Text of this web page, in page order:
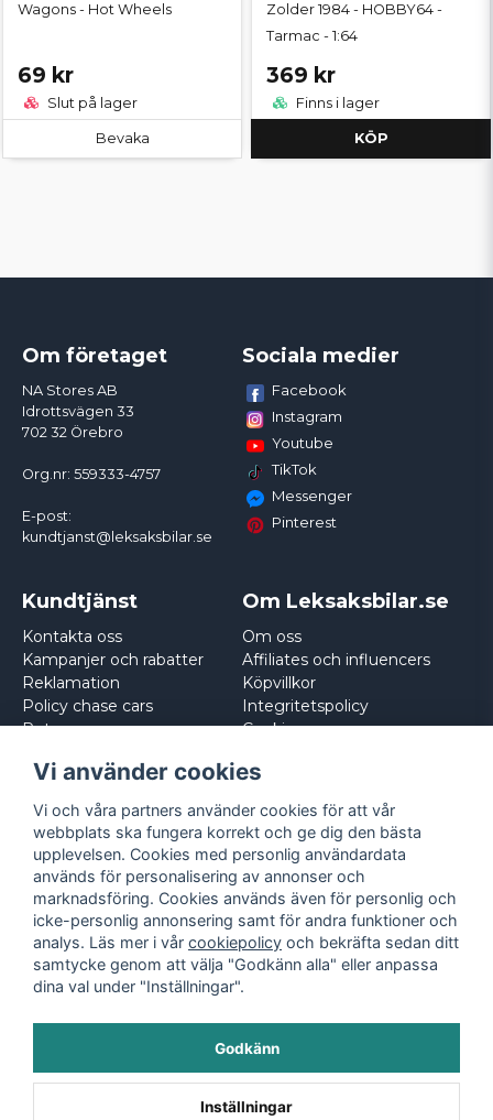
Wagons - Hot Wheels
69 kr
Slut på lager
Bevaka
Zolder 1984 - HOBBY64 -
Tarmac - 1:64
369 kr
Finns i lager
KÖP
Om företaget
NA Stores AB
Idrottsvägen 33
702 32 Örebro
Org.nr: 559333-4757
E-post:
kundtjanst@leksaksbilar.se
Sociala medier
Facebook
Instagram
Youtube
TikTok
Messenger
Pinterest
Kundtjänst
Kontakta oss
Kampanjer och rabatter
Reklamation
Policy chase cars
Returnera
Om Leksaksbilar.se
Om oss
Affiliates och influencers
Köpvillkor
Integritetspolicy
Cookies
Vi använder cookies
Vi och våra partners använder cookies för att vår
webbplats ska fungera korrekt och ge dig den bästa
upplevelsen. Cookies med personlig användardata
används för personalisering av annonser och
marknadsföring. Cookies används även för personlig och
icke-personlig annonsering samt för andra funktioner och
analys. Läs mer i vår cookiepolicy och bekräfta sedan ditt
samtycke genom att välja "Godkänn alla" eller anpassa
dina val under "Inställningar".
Godkänn
Inställningar